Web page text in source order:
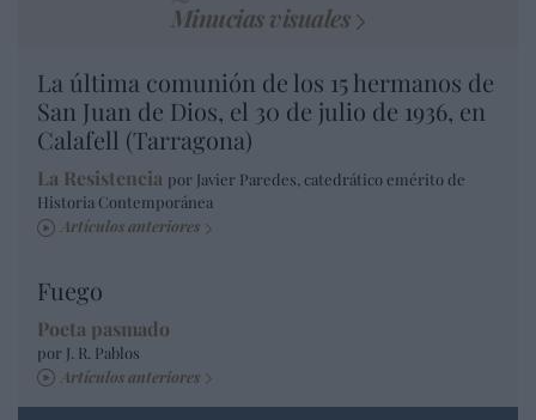
Minucias visuales
La última comunión de los 15 hermanos de
San Juan de Dios, el 30 de julio de 1936, en
Calafell (Tarragona)
La Resistencia por Javier Paredes, catedrático emérito de
Historia Contemporánea
Artículos anteriores
Fuego
Poeta pasmado
por J. R. Pablos
Artículos anteriores